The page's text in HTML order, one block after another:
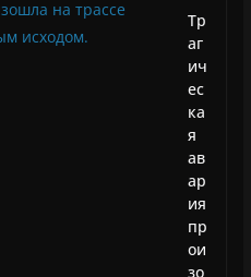
Тр
аг
ич
ес
ка
я
ав
ар
ия
пр
ои
зо